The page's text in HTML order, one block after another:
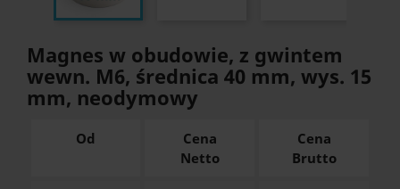
Magnes w obudowie, z gwintem
wewn. M6, średnica 40 mm, wys. 15
mm, neodymowy
Od
Cena
Netto
Cena
Brutto